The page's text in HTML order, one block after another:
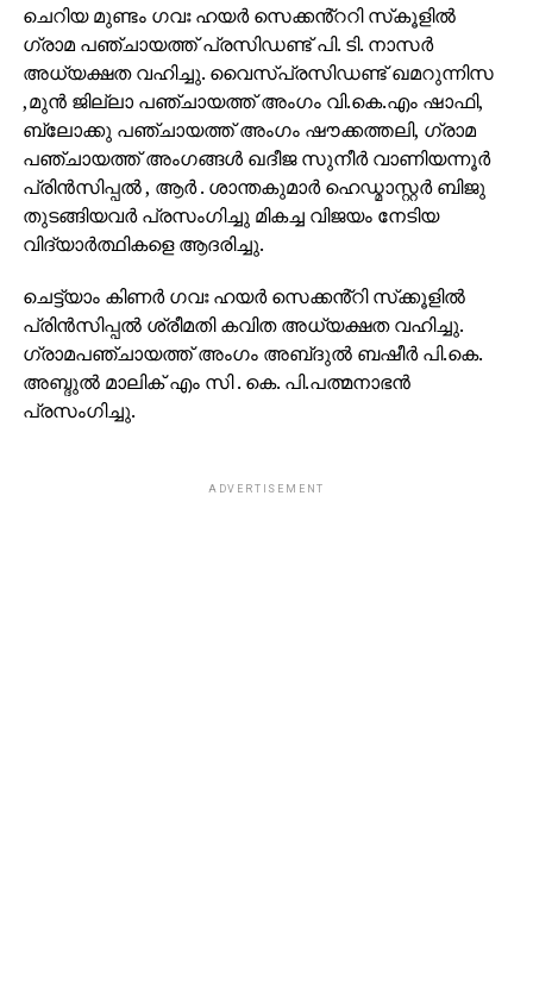
ചെറിയ മുണ്ടം ഗവഃ ഹയർ സെക്കൻ്ററി സ്‌കൂളിൽ
ഗ്രാമ പഞ്ചായത്ത് പ്രസിഡണ്ട് പി. ടി. നാസർ
അധ്യക്ഷത വഹിച്ചു. വൈസ്പ്രസിഡണ്ട് ഖമറുന്നിസ
,മുൻ ജില്ലാ പഞ്ചായത്ത് അംഗം വി.കെ.എം ഷാഫി,
ബ്ലോക്കു പഞ്ചായത്ത് അംഗം ഷൗക്കത്തലി, ഗ്രാമ
പഞ്ചായത്ത് അംഗങ്ങൾ ഖദീജ സുനീർ വാണിയന്നൂർ
പ്രിൻസിപ്പൽ , ആർ . ശാന്തകുമാർ ഹെഡ്മാസ്റ്റർ ബിജു
തുടങ്ങിയവർ പ്രസംഗിച്ചു മികച്ച വിജയം നേടിയ
വിദ്യാർത്ഥികളെ ആദരിച്ചു.
ചെട്ട്യാം കിണർ ഗവഃ ഹയർ സെക്കൻ്റി സ്‌ക്കൂളിൽ
പ്രിൻസിപ്പൽ ശ്രീമതി കവിത അധ്യക്ഷത വഹിച്ചു.
ഗ്രാമപഞ്ചായത്ത് അംഗം അബ്‌ദുൽ ബഷീർ പി.കെ.
അബ്ദുൽ മാലിക് എം സി . കെ. പി.പത്മനാഭൻ
പ്രസംഗിച്ചു.
ADVERTISEMENT